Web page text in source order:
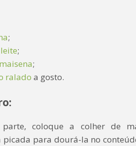
;
;
maisena;
ralado a gosto.
coloque a colher de
para dourá-la no